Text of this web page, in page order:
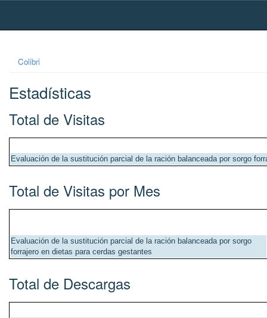
Skip
Colibri
Estadísticas
Total de Visitas
Evaluación de la sustitución parcial de la ración balanceada por sorgo
Total de Visitas por Mes
Evaluación de la sustitución parcial de la ración balanceada por sorgo
forrajero en dietas para cerdas gestantes
Total de Descargas